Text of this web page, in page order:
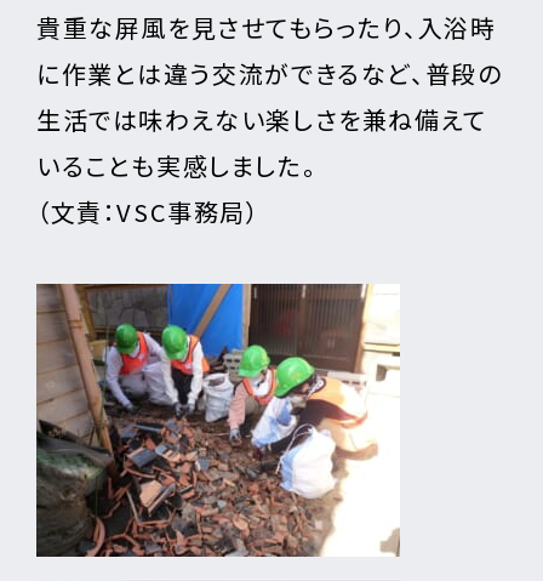
貴重な屏風を見させてもらったり、入浴時
に作業とは違う交流ができるなど、普段の
生活では味わえない楽しさを兼ね備えて
いることも実感しました。
（文責：VSC事務局）